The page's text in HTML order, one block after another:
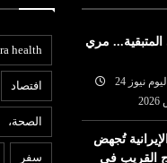
المتبقية... مري
نيوز 24
تُجهض
القريب في
health
افتصاد
الصحة،
سفر